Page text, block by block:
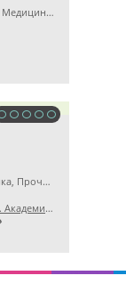
Медицинская лаборатория, Гинекология, Медицинский центр
Детская клиника, Прочие медицинские учреждения, Медицинский центр
Челябинск, ул. Академика Королёва, 42